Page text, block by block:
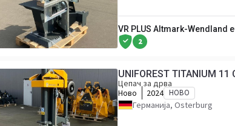
VR PLUS Altmark-Wendland
2
UNIFOREST TITANIUM 11
Цепач за дрва
Ново
2024 НОВО
Германија, Osterburg